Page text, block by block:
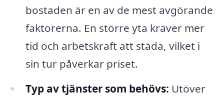
bostaden är en av de mest avgörande
faktorerna. En större yta kräver mer
tid och arbetskraft att städa, vilket i
sin tur påverkar priset.
Typ av tjänster som behövs: Utöver